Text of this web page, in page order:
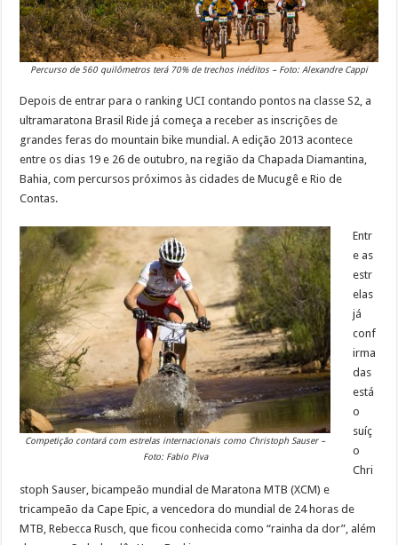
Percurso de 560 quilômetros terá 70% de trechos inéditos – Foto: Alexandre Cappi
Depois de entrar para o ranking UCI contando pontos na classe S2, a
ultramaratona Brasil Ride já começa a receber as inscrições de
grandes feras do mountain bike mundial. A edição 2013 acontece
entre os dias 19 e 26 de outubro, na região da Chapada Diamantina,
Bahia, com percursos próximos às cidades de Mucugê e Rio de
Contas.
Competição contará com estrelas internacionais como Christoph Sauser –
Foto: Fabio Piva
Entr
e as
estr
elas
já
conf
irma
das
está
o
suíç
o
Chri
stoph Sauser, bicampeão mundial de Maratona MTB (XCM) e
tricampeão da Cape Epic, a vencedora do mundial de 24 horas de
MTB, Rebecca Rusch, que ficou conhecida como “rainha da dor”, além